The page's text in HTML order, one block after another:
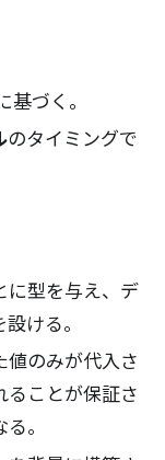
基づく。
のタイミングで
に型を与え、デ
ける。
値のみが代入さ
ることが保証さ
。